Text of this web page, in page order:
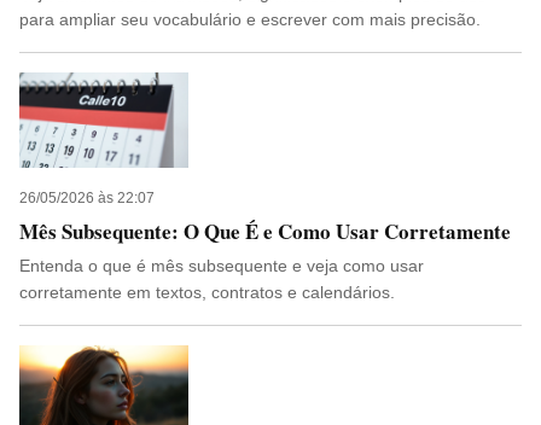
para ampliar seu vocabulário e escrever com mais precisão.
26/05/2026 às 22:07
Mês Subsequente: O Que É e Como Usar Corretamente
Entenda o que é mês subsequente e veja como usar
corretamente em textos, contratos e calendários.